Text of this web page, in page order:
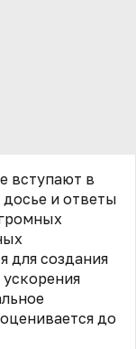
вступают в
и ответы
для создания
до